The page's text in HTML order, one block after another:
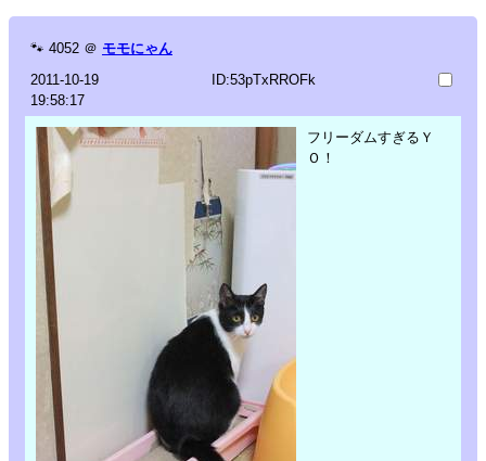
🐾 4052 ＠ モモにゃん
2011-10-19
19:58:17
ID:53pTxRROFk
フリーダムすぎるＹ
Ｏ！